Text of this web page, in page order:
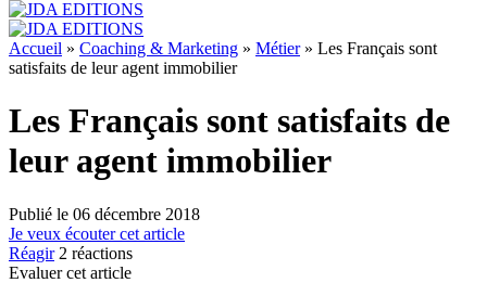
Accueil » Coaching & Marketing » Métier» Les Français sont
satisfaits de leur agent immobilier
Les Français sont satisfaits de
leur agent immobilier
Publié le 06 décembre 2018
Je veux écouter cet article
Réagir 2 réactions
Evaluer cet article